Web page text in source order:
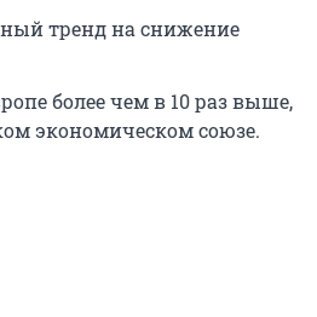
тренд на снижение
более чем в 10 раз выше,
экономическом союзе.